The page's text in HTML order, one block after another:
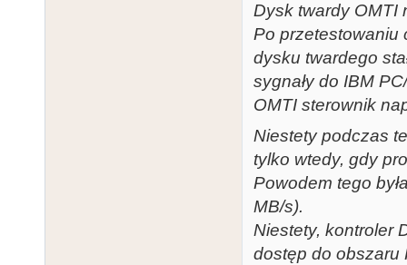
Dysk twardy OMTI
Po przetestowaniu
dysku twardego
sygnały do IBM
OMTI sterownik
Niestety podczas
tylko wtedy, gdy
Powodem tego
MB/s).
Niestety, kontroler
dostęp do obszaru